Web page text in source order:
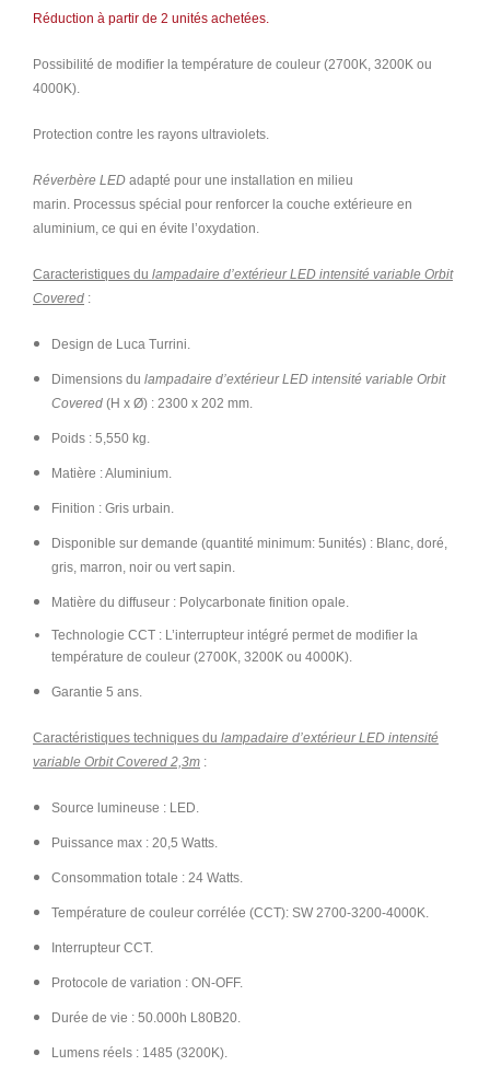
Réduction à partir de 2 unités achetées.
Possibilité de modifier la température de couleur (2700K, 3200K ou
4000K).
Protection contre les rayons ultraviolets.
Réverbère LED adapté pour une installation en milieu
marin. Processus spécial pour renforcer la couche extérieure en
aluminium, ce qui en évite l’oxydation.
Caracteristiques du lampadaire d’extérieur LED intensité variable Orbit
Covered :
Design de Luca Turrini.
Dimensions du lampadaire d’extérieur LED intensité variable Orbit
Covered (H x Ø) : 2300 x 202 mm.
Poids : 5,550 kg.
Matière : Aluminium.
Finition : Gris urbain.
Disponible sur demande (quantité minimum: 5unités) : Blanc, doré,
gris, marron, noir ou vert sapin.
Matière du diffuseur : Polycarbonate finition opale.
Technologie CCT : L’interrupteur intégré permet de modifier la
température de couleur (2700K, 3200K ou 4000K).
Garantie 5 ans.
Caractéristiques techniques du lampadaire d’extérieur LED intensité
variable Orbit Covered 2,3m :
Source lumineuse : LED.
Puissance max : 20,5 Watts.
Consommation totale : 24 Watts.
Température de couleur corrélée (CCT): SW 2700-3200-4000K.
Interrupteur CCT.
Protocole de variation : ON-OFF.
Durée de vie : 50.000h L80B20.
Lumens réels : 1485 (3200K).